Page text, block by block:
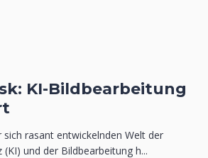
KI-Bildbearbeitung
sich rasant entwickelnden Welt der
und der Bildbearbeitung h...